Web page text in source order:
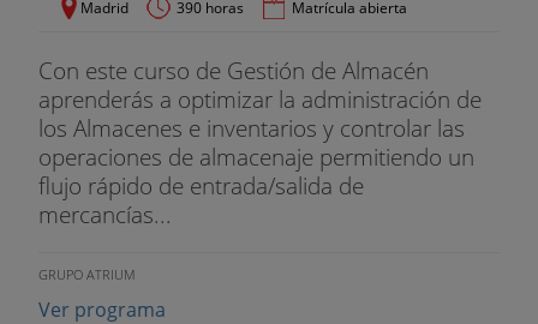
Madrid 390 horas Matrícula abierta
Con este curso de Gestión de Almacén
aprenderás a optimizar la administración de
los Almacenes e inventarios y controlar las
operaciones de almacenaje permitiendo un
flujo rápido de entrada/salida de
mercancías...
GRUPO ATRIUM
Ver programa